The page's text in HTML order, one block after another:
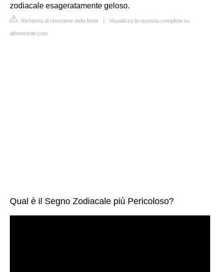
zodiacale esageratamente geloso.
Richiesta di rimozione della fonte | Visualizza la risposta completa su
alfemminile.com
Qual è il Segno Zodiacale più Pericoloso?